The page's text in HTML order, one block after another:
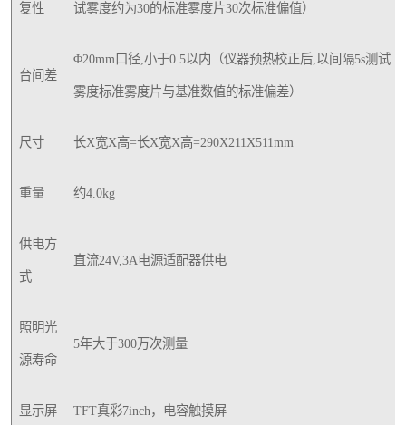
复性 试雾度约为30的标准雾度片30次标准偏值）
台间差
Φ20mm口径,小于0.5以内（仪器预热校正后,以间隔5s测试
雾度标准雾度片与基准数值的标准偏差）
尺寸 长X宽X高=长X宽X高=290X211X511mm
重量 约4.0kg
供电方
式
直流24V,3A电源适配器供电
照明光
源寿命
5年大于300万次测量
显示屏 TFT真彩7inch，电容触摸屏